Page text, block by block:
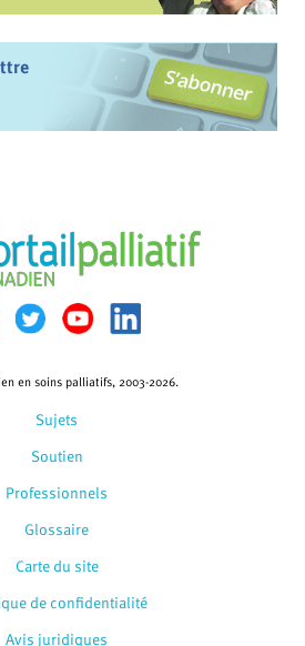
Sujets
Soutien
Professionnels
Glossaire
en soins palliatifs, 2003-2026.
Carte du site
de confidentialité
Avis juridiques